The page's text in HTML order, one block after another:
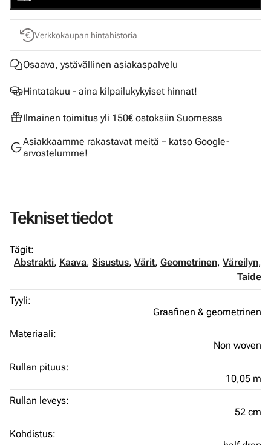
Verkkokaupan hintahistoria
Osaava, ystävällinen asiakaspalvelu
Hintatakuu - aina kilpailukykyiset hinnat!
Ilmainen toimitus yli 150€ ostoksiin Suomessa
Asiakkaamme rakastavat meitä – katso Google-
arvostelumme!
Tekniset tiedot
Tägit:
Abstrakti, Kaava, Sisustus, Värit, Geometrinen, Väreilyn,
Taide
Tyyli:
Graafinen & geometrinen
Materiaali:
Non woven
Rullan pituus:
10,05 m
Rullan leveys:
52 cm
Kohdistus: